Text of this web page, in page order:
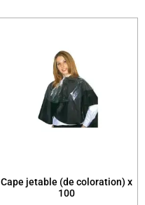
Cape jetable (de coloration) x
100